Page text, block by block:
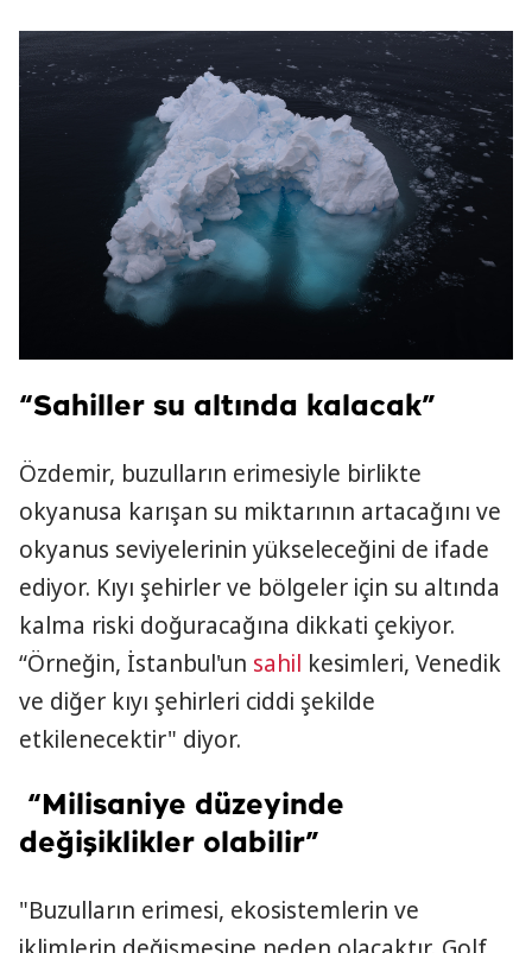
“Sahiller su altında kalacak”
Özdemir, buzulların erimesiyle birlikte
okyanusa karışan su miktarının artacağını ve
okyanus seviyelerinin yükseleceğini de ifade
ediyor. Kıyı şehirler ve bölgeler için su altında
kalma riski doğuracağına dikkati çekiyor.
“Örneğin, İstanbul'un sahil kesimleri, Venedik
ve diğer kıyı şehirleri ciddi şekilde
etkilenecektir" diyor.
“Milisaniye düzeyinde
değişiklikler olabilir”
"Buzulların erimesi, ekosistemlerin ve